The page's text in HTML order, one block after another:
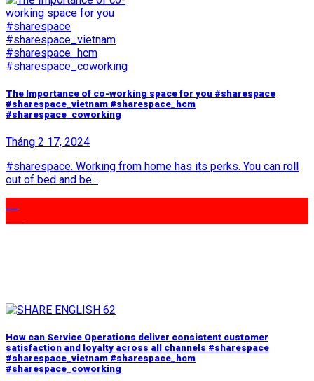
The Importance of co-working space for you #sharespace
#sharespace_vietnam #sharespace_hcm
#sharespace_coworking
Tháng 2 17, 2024
#sharespace. Working from home has its perks. You can roll
out of bed and be...
How can Service Operations deliver consistent customer
satisfaction and loyalty across all channels #sharespace
#sharespace_vietnam #sharespace_hcm
#sharespace_coworking